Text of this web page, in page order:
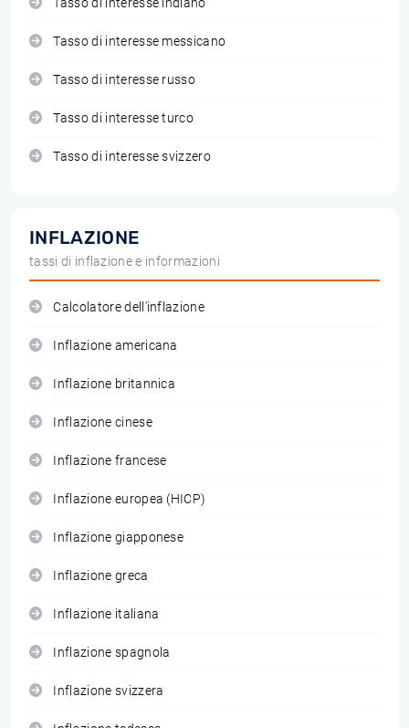
Tasso di interesse indiano
Tasso di interesse messicano
Tasso di interesse russo
Tasso di interesse turco
Tasso di interesse svizzero
INFLAZIONE
tassi di inflazione e informazioni
Calcolatore dell'inflazione
Inflazione americana
Inflazione britannica
Inflazione cinese
Inflazione francese
Inflazione europea (HICP)
Inflazione giapponese
Inflazione greca
Inflazione italiana
Inflazione spagnola
Inflazione svizzera